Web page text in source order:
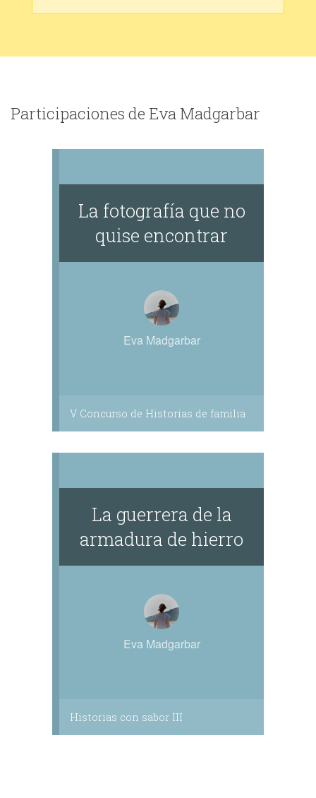
Participaciones de Eva Madgarbar
La fotografía que no
quise encontrar
Eva Madgarbar
V Concurso de Historias de familia
La guerrera de la
armadura de hierro
Eva Madgarbar
Historias con sabor III